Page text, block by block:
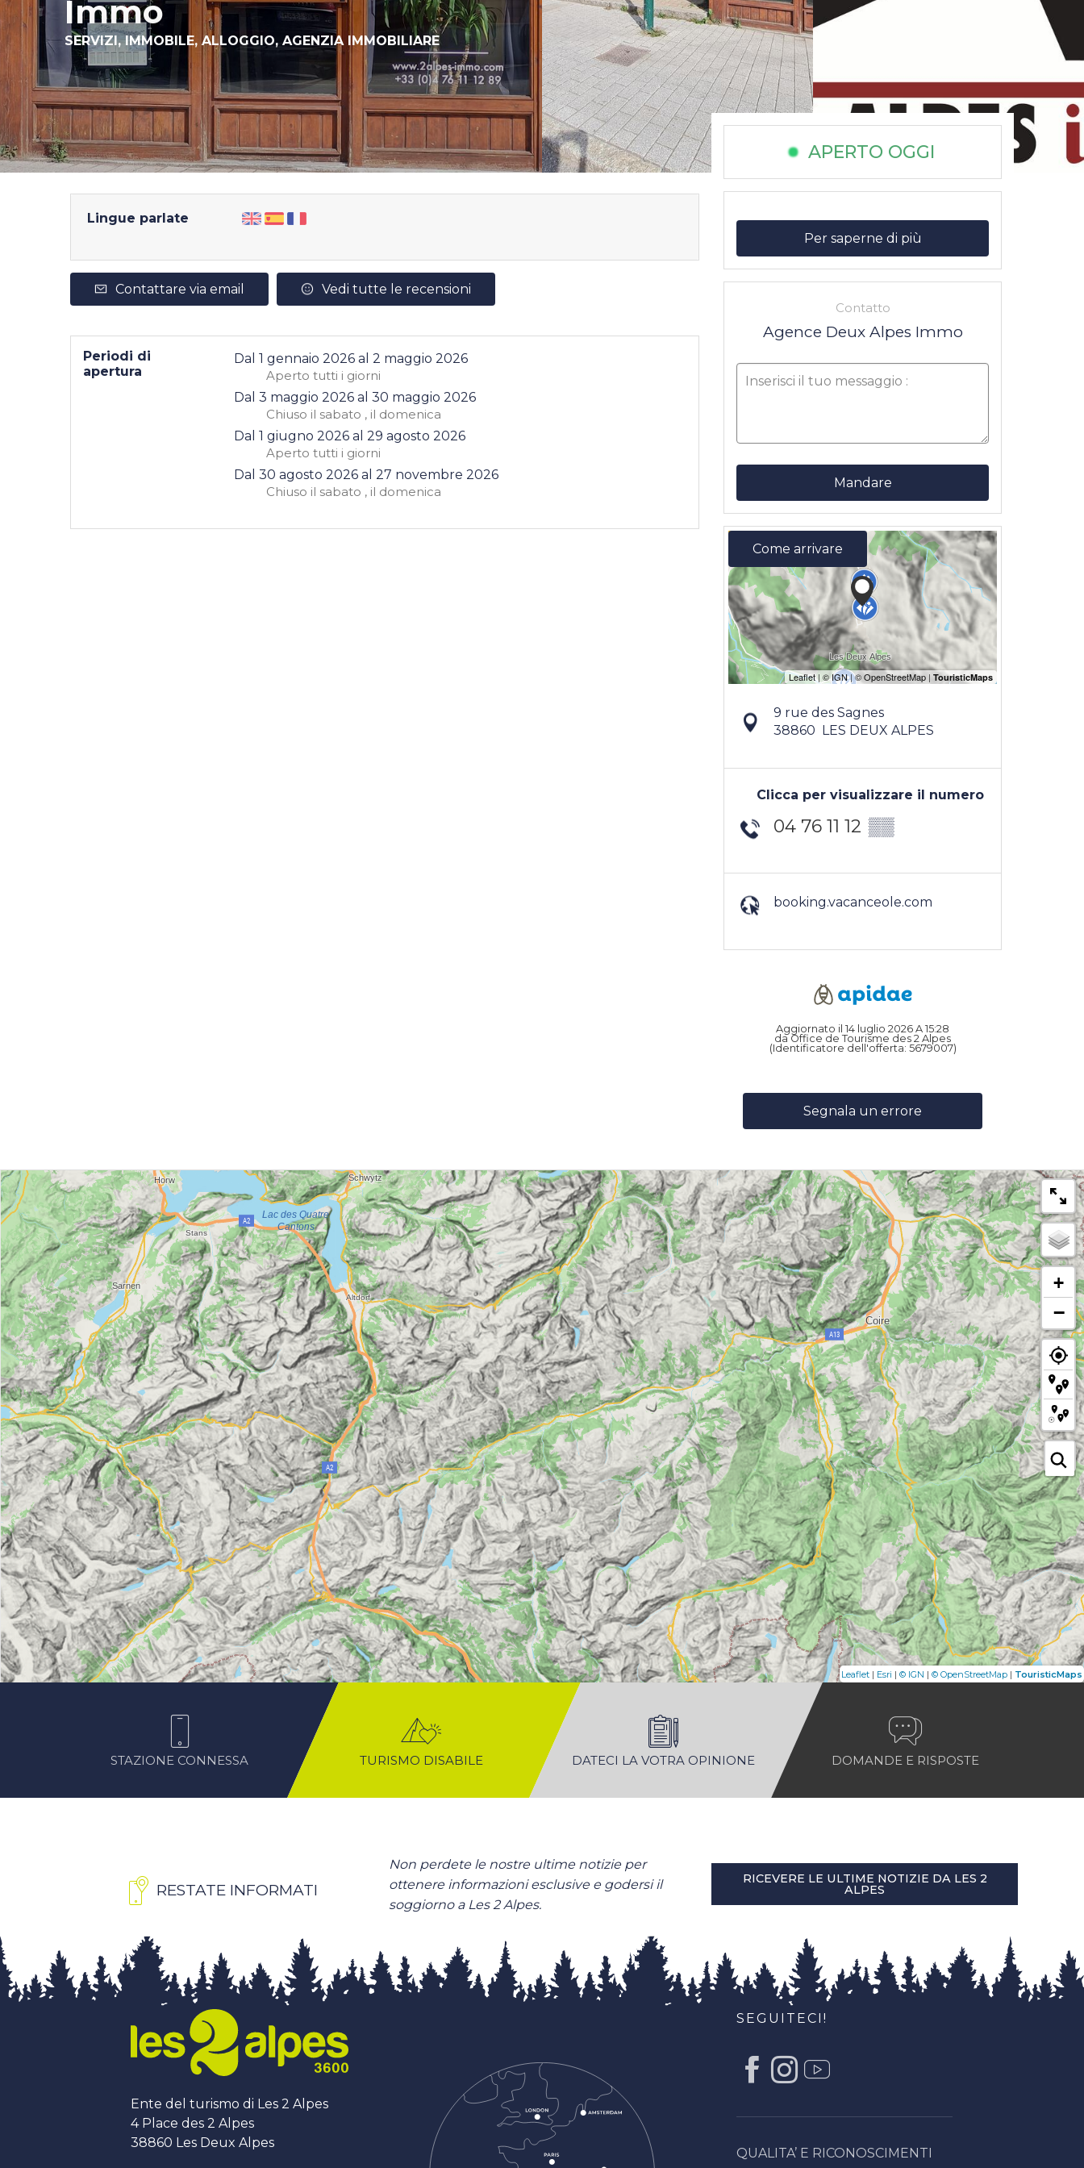
Immo
SERVIZI,IMMOBILE, ALLOGGIO, AGENZIA IMMOBILIARE
Lingue parlate
Contattare via email Vedi tutte le recensioni
Periodi di
apertura
Dal 1 gennaio 2026 al 2 maggio 2026
Aperto tutti i giorni
Dal 3 maggio 2026 al 30 maggio 2026
Chiuso il sabato , il domenica
Dal 1 giugno 2026 al 29 agosto 2026
Aperto tutti i giorni
Dal 30 agosto 2026 al 27 novembre 2026
Chiuso il sabato , il domenica
APERTO OGGI
Per saperne di più
Contatto
Agence Deux Alpes Immo
Mandare
Come arrivare
9 rue des Sagnes
38860 LES DEUX ALPES
Clicca per visualizzare il numero
04 76 11 12 ▒▒
booking.vacanceole.com
Aggiornato il 14 luglio 2026 A 15:28
da Office de Tourisme des 2 Alpes
(Identificatore dell'offerta: 5679007)
Segnala un errore
+
−
Leaflet | Esri | © IGN | © OpenStreetMap | TouristicMaps
STAZIONE CONNESSA TURISMO DISABILE DATECI LA VOTRA OPINIONE DOMANDE E RISPOSTE
RESTATE INFORMATI
Non perdete le nostre ultime notizie per
ottenere informazioni esclusive e godersi il
soggiorno a Les 2 Alpes.
RICEVERE LE ULTIME NOTIZIE DA LES 2
ALPES
Ente del turismo di Les 2 Alpes
4 Place des 2 Alpes
38860 Les Deux Alpes
SEGUITECI!
QUALITA’ E RICONOSCIMENTI